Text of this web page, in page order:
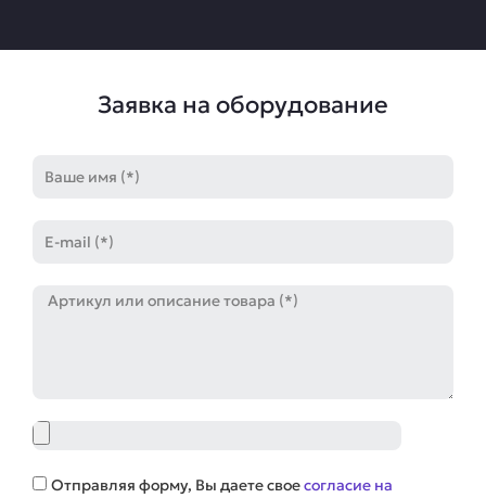
Заявка на оборудование
mail
Артикул
Файл
Соглашение
Отправляя форму, Вы даете своесогласие на